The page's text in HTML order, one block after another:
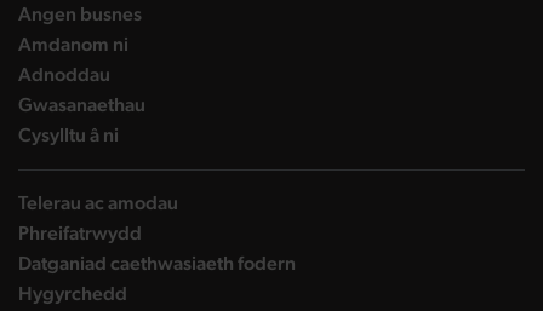
Angen busneslanding page
Amdanom ni
Adnoddau
Gwasanaethau
Cysylltu â ni
Telerau ac amodau
Phreifatrwydd
Datganiad caethwasiaeth fodern
Hygyrchedd